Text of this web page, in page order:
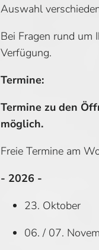
Auswahl
Bei Fragen rund um
Verfügung.
Termine:
Termine zu den
möglich.
Freie Termine am
- 2026 -
23. Oktober
06. / 07.